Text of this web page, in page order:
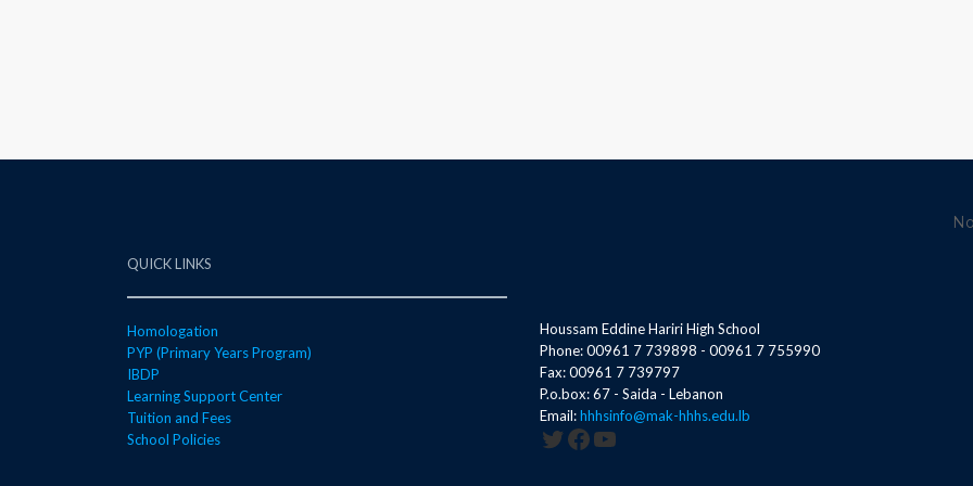
QUICK LINKS
Homologation
PYP (Primary Years Program)
IBDP
Learning Support Center
Tuition and Fees
School Policies
Houssam Eddine Hariri High School
Phone: 00961 7 739898 - 00961 7 755990
Fax: 00961 7 739797
P.o.box: 67 - Saida - Lebanon
Email:hhhsinfo@mak-hhhs.edu.lb
Twitter
Facebook
YouTube